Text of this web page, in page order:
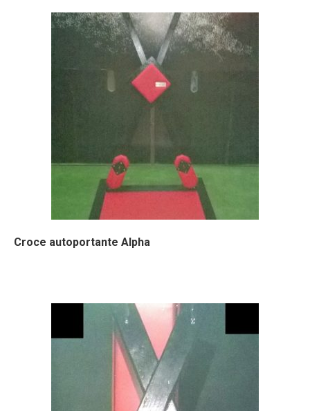
Croce autoportante Alpha